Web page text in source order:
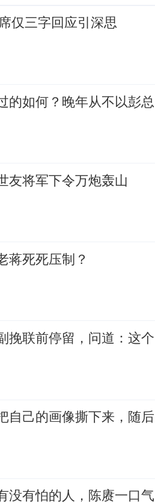
仅三字回应引深思
的如何？晚年从不以彭总
友将军下令万炮轰山
蒋死死压制？
挽联前停留，问道：这个
自己的画像撕下来，随后
没有怕的人，陈赓一口气